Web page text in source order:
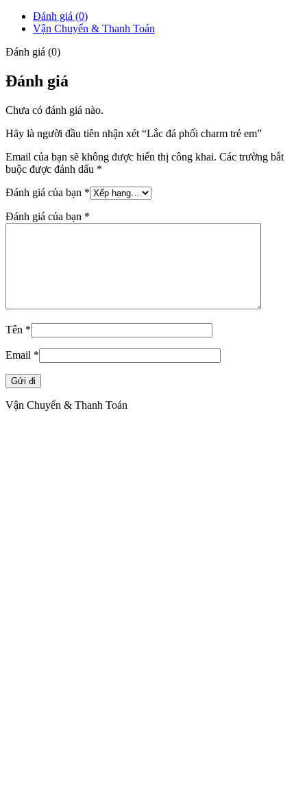
Đánh giá (0)
Vận Chuyển & Thanh Toán
Đánh giá (0)
Đánh giá
Chưa có đánh giá nào.
Hãy là người đầu tiên nhận xét “Lắc đá phối charm trẻ em”
Email của bạn sẽ không được hiển thị công khai. Các trường bắt
buộc được đánh dấu *
Đánh giá của bạn *
Đánh giá của bạn *
Tên *
Email *
Vận Chuyển & Thanh Toán